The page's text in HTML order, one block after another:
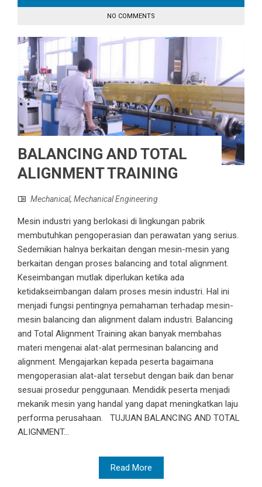
NO COMMENTS
BALANCING AND TOTAL
ALIGNMENT TRAINING
Mechanical, Mechanical Engineering
Mesin industri yang berlokasi di lingkungan pabrik
membutuhkan pengoperasian dan perawatan yang serius.
Sedemikian halnya berkaitan dengan mesin-mesin yang
berkaitan dengan proses balancing and total alignment.
Keseimbangan mutlak diperlukan ketika ada
ketidakseimbangan dalam proses mesin industri. Hal ini
menjadi fungsi pentingnya pemahaman terhadap mesin-
mesin balancing dan alignment dalam industri. Balancing
and Total Alignment Training akan banyak membahas
materi mengenai alat-alat permesinan balancing and
alignment. Mengajarkan kepada peserta bagaimana
mengoperasian alat-alat tersebut dengan baik dan benar
sesuai prosedur penggunaan. Mendidik peserta menjadi
mekanik mesin yang handal yang dapat meningkatkan laju
performa perusahaan. TUJUAN BALANCING AND TOTAL
ALIGNMENT...
Read More